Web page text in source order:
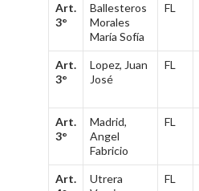
Art.
3°
Ballesteros
Morales
María Sofía
FL
Art.
3°
Lopez, Juan
José
FL
Art.
3°
Madrid,
Angel
Fabricio
FL
Art.
Utrera
FL